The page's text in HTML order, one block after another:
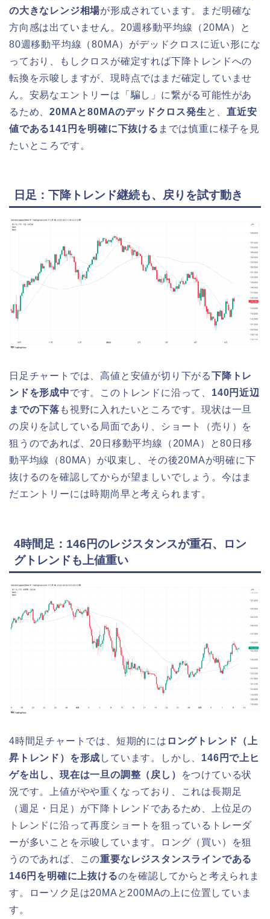
の大きなレンジ相場が形成されています。まだ明確な
方向感は出ていません。20週移動平均線（20MA）と
80週移動平均線（80MA）がデッドクロスに近い形にな
っており、もしクロスが確定すれば下降トレンドへの
転換を示唆しますが、現時点ではまだ確定していませ
ん。安易なエントリーは「騙し」に繋がる可能性があ
るため、20MAと80MAのデッドクロス発生 と、直近安
値である141円を明確に下抜ける までは慎重に様子を見
たいところです。
日足：下降トレンド継続も、戻りを試す動き
日足チャートでは、高値と安値が切り下がる下降トレ
ンドを形成中です。このトレンドに沿って、 140円近辺
までの下落 も視野に入れたいところです。現状は一旦
の戻りを試している局面であり、ショート（売り）を
狙うのであれば、20日移動平均線（20MA）と80日移
動平均線（80MA）が収束し、その後20MAが明確に下
抜けるのを確認してからが望ましいでしょう。今はま
だエントリーには時期尚早と考えられます。
4時間足：146円のレジスタンスが重石、ロン
グトレンドも上値重い
4時間足チャートでは、短期的には ロングトレンド（上
昇トレンド）を形成 しています。しかし、 146円で上ヒ
ゲを出し、現在は一旦の調整（戻し）
をつけている状
況です。上値がやや重くなっており、これは長期足
（週足・日足）が下降トレンドであるため、上位足の
トレンドに沿って再度ショートを狙っているトレーダ
ーが多いことを示唆しています。ロング（買い）を狙
うのであれば、この重要なレジスタンスラインである
146円を明確に上抜けるのを確認してからと考えられま
す。ローソク足は20MAと200MAの上に位置していま
す。